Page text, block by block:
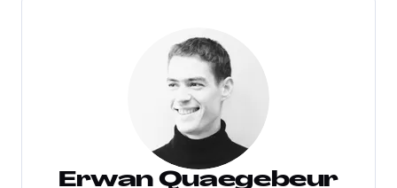
Erwan Quaegebeur